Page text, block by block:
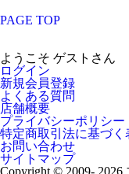
PAGE TOP
ようこそ ゲストさん
ログイン
新規会員登録
よくある質問
店舗概要
プライバシーポリシー
特定商取引法に基づく
お問い合わせ
サイトマップ
Copyright © 2009-